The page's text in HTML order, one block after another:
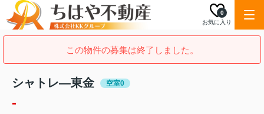
お気に入り
0
この物件の募集は終了しました。
シャトレ―東金 空室0
-